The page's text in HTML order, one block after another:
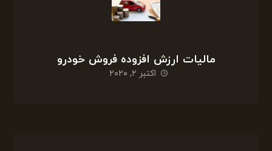
مالیات ارزش افزوده فروش خودرو
اکتبر ۲, ۲۰۲۰